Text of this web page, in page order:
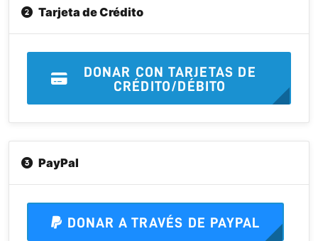
Tarjeta de Crédito
DONAR CON TARJETAS DE
CRÉDITO/DÉBITO
PayPal
DONAR A TRAVÉS DE PAYPAL